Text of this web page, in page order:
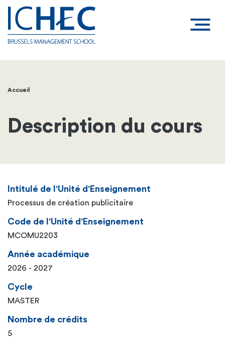
Fil
d'Ariane
Accueil
Description du cours
Intitulé de l'Unité d'Enseignement
Processus de création publicitaire
Code de l'Unité d'Enseignement
MCOMU2203
Année académique
2026 - 2027
Cycle
MASTER
Nombre de crédits
5